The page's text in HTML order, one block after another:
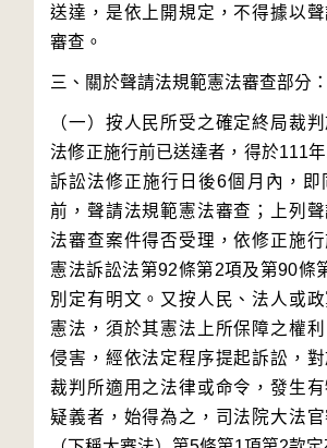
送達，是依上開規定，不得據以
（一）按人民所受之確定終局裁
法修正施行前已送達者，得於111
訴訟法修正施行日後6個月內，即
前，聲請法規範憲法審查；上列
法審查案件得否受理，依修正施行
憲法訴訟法第92條第2項及第90條
別定有明文。又按人民、法人或
憲法，須於其憲法上所保障之權
侵害，經依法定程序提起訴訟，
裁判所適用之法律或命令，發生
疑義者，始得為之，司法院大法